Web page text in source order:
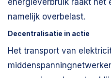
energieverbruik raakt het
namelijk overbelast.
Decentralisatie in actie
Het transport van